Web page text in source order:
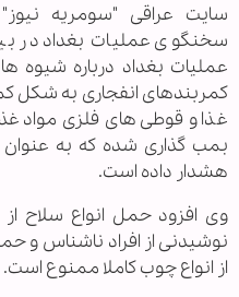
سایت عراقی "سومریه
سخنگوی عملیات بغداد در
عملیات بغداد درباره شیوه
کمربندهای انفجاری به شکل
غذا و قوطی های فلزی مواد
بمب گذاری شده که به عنوان
هشدار داده است.
وی افزود حمل انواع سلاح
نوشیدنی از افراد ناشناس و
از انواع چوب کاملا ممنوع است.